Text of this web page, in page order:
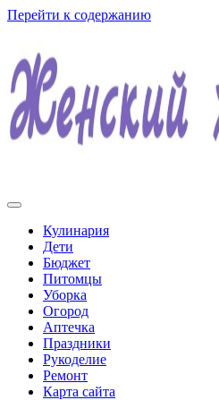
Перейти к содержанию
Женский журнал
Кулинария
Дети
Бюджет
Питомцы
Уборка
Огород
Аптечка
Праздники
Рукоделие
Ремонт
Карта сайта